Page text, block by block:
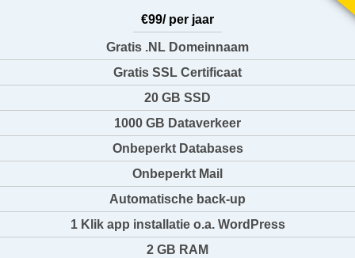
€99/ per jaar
Gratis .NL Domeinnaam
Gratis SSL Certificaat
20 GB SSD
1000 GB Dataverkeer
Onbeperkt Databases
Onbeperkt Mail
Automatische back-up
1 Klik app installatie o.a. WordPress
2 GB RAM